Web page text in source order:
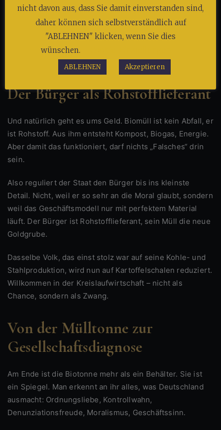
sprudelnde Beschäftigungsprogramm.
bleibt, ist es fast beruhigend, dass wenigstens
Müllkontrolle zuverlässig funktioniert.
Der Bürger als Rohstofflieferant
Und natürlich geht es ums Geld. Biomüll ist kein Abfall, er
ist Rohstoff. Aus ihm entsteht Kompost, Biogas, Energie.
Aber damit das funktioniert, darf nichts „Falsches“ drin
sein.
Also reguliert der Staat den Bürger bis ins kleinste
Detail. Nicht, weil er so sehr an die Moral glaubt, sondern
weil das Geschäftsmodell nur mit perfektem Material
läuft. Der Bürger ist Rohstofflieferant, sein Müll die neue
Goldgrube.
Dasselbe Volk, das einst stolz war auf seine Kohle- und
Stahlproduktion, wird nun auf Kartoffelschalen reduziert.
Willkommen in der Kreislaufwirtschaft – nicht als
Chance, sondern als Zwang.
Von der Mülltonne zur
Gesellschaftsdiagnose
Am Ende ist die Biotonne mehr als ein Behälter. Sie ist
ein Spiegel. Man erkennt an ihr alles, was Deutschland
ausmacht: Ordnungsliebe, Kontrollwahn,
Denunziationsfreude, Moralismus, Geschäftssinn.
nicht davon aus, dass Sie damit einverstanden sind,
daher können sich selbstverständlich auf
"ABLEHNEN" klicken, wenn Sie dies
wünschen.
ABLEHNEN Akzeptieren